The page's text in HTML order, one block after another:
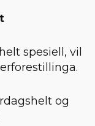
spesiell, vil
og